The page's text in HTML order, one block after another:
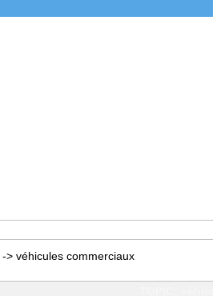
-> véhicules commerciaux